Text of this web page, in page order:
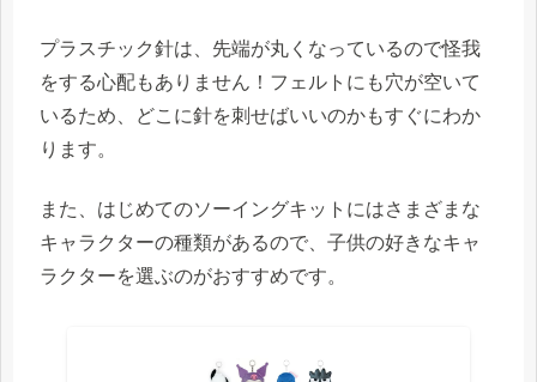
プラスチック針は、先端が丸くなっているので怪我
をする心配もありません！フェルトにも穴が空いて
いるため、どこに針を刺せばいいのかもすぐにわか
ります。
また、はじめてのソーイングキットにはさまざまな
キャラクターの種類があるので、子供の好きなキャ
ラクターを選ぶのがおすすめです。